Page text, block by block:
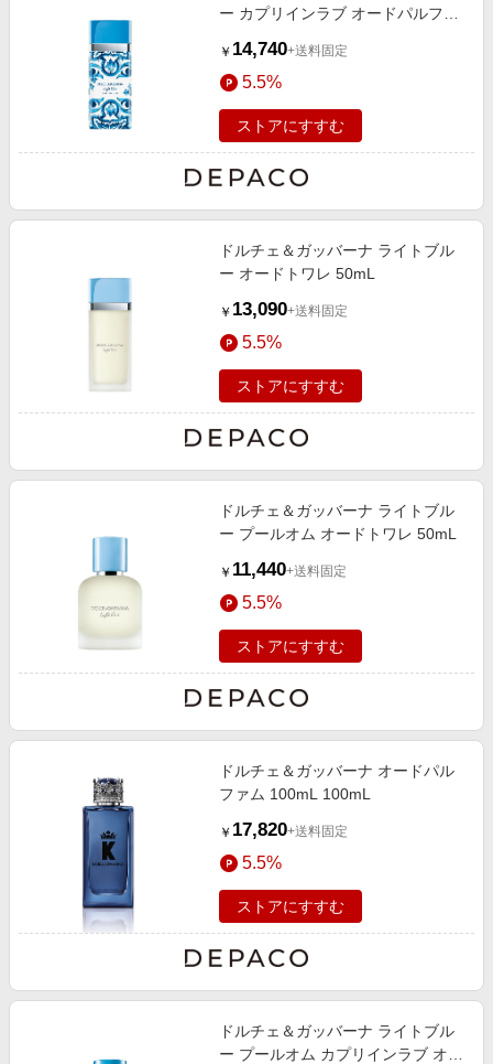
ー カプリインラブ オードパルファ
￥ 14,740+送料固定
5.5%
ストアにすすむ
ドルチェ＆ガッバーナ ライトブル
ー オードトワレ 50mL
￥ 13,090+送料固定
5.5%
ストアにすすむ
ドルチェ＆ガッバーナ ライトブル
ー プールオム オードトワレ 50mL
￥ 11,440+送料固定
5.5%
ストアにすすむ
ドルチェ＆ガッバーナ オードパル
ファム 100mL 100mL
￥ 17,820+送料固定
5.5%
ストアにすすむ
ドルチェ＆ガッバーナ ライトブル
ー プールオム カプリインラブ オー